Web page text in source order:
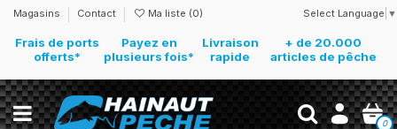
Magasins Contact Ma liste (0) Select Language ▼
Frais de ports
offerts*
Payez en
plusieurs fois*
Livraison
rapide
+ de 20.000
articles de pêche
0